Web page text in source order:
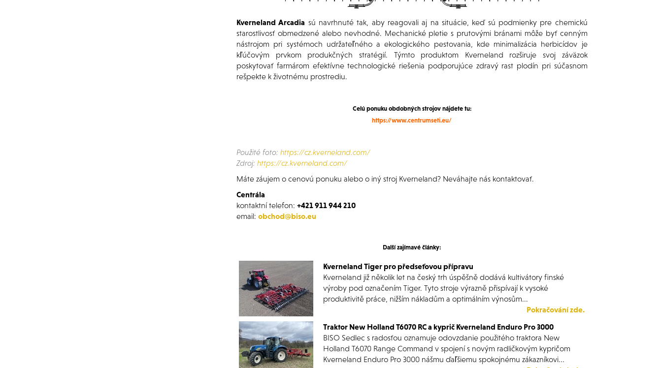
Kverneland Arcadia sú navrhnuté tak, aby reagovali aj na situácie, keď sú podmienky pre chemickú
starostlivosť obmedzené alebo nevhodné. Mechanické pletie s prutovými bránami môže byť cenným
nástrojom pri systémoch udržateľného a ekologického pestovania, kde minimalizácia herbicídov je
kľúčovým prvkom produkčných stratégií. Týmto produktom Kverneland rozširuje svoj záväzok
poskytovať farmárom efektívne technologické riešenia podporujúce zdravý rast plodín pri súčasnom
rešpekte k životnému prostrediu.
Celú ponuku obdobných strojov nájdete tu:
https://www.centrumseti.eu/
Použité foto: https://cz.kverneland.com/
Zdroj: https://cz.kverneland.com/
Máte záujem o cenovú ponuku alebo o iný stroj Kverneland? Neváhajte nás kontaktovať.
Centrála
kontaktní telefon: +421 911 944 210
email: obchod@biso.eu
Další zajímavé články:
Kverneland Tiger pro předseťovou přípravu
Kverneland již několik let na český trh úspěšně dodává kultivátory finské
výroby pod označením Tiger. Tyto stroje výrazně přispívají k vysoké
produktivitě práce, nižším nákladům a optimálním výnosům...
Pokračování zde.
Traktor New Holland T6070 RC a kyprič Kverneland Enduro Pro 3000
BISO Sedlec s radosťou oznamuje odovzdanie použitého traktora New
Holland T6070 Range Command v spojení s novým radličkovým kypričom
Kverneland Enduro Pro 3000 nášmu ďaľšiemu spokojnému zákazníkovi...